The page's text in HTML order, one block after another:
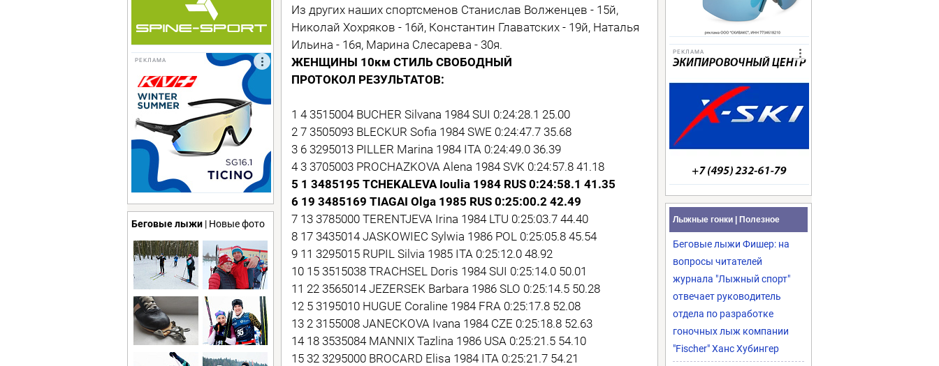
РЕКЛАМА
Беговые лыжи | Новые фото
Из других наших спортсменов Станислав Волженцев - 15й,
Николай Хохряков - 16й, Константин Главатских - 19й, Наталья
Ильина - 16я, Марина Слесарева - 30я.
ЖЕНЩИНЫ 10км СТИЛЬ СВОБОДНЫЙ
ПРОТОКОЛ РЕЗУЛЬТАТОВ:
1 4 3515004 BUCHER Silvana 1984 SUI 0:24:28.1 25.00
2 7 3505093 BLECKUR Sofia 1984 SWE 0:24:47.7 35.68
3 6 3295013 PILLER Marina 1984 ITA 0:24:49.0 36.39
4 3 3705003 PROCHAZKOVA Alena 1984 SVK 0:24:57.8 41.18
5 1 3485195 TCHEKALEVA Ioulia 1984 RUS 0:24:58.1 41.35
6 19 3485169 TIAGAI Olga 1985 RUS 0:25:00.2 42.49
7 13 3785000 TERENTJEVA Irina 1984 LTU 0:25:03.7 44.40
8 17 3435014 JASKOWIEC Sylwia 1986 POL 0:25:05.8 45.54
9 11 3295015 RUPIL Silvia 1985 ITA 0:25:12.0 48.92
10 15 3515038 TRACHSEL Doris 1984 SUI 0:25:14.0 50.01
11 22 3565014 JEZERSEK Barbara 1986 SLO 0:25:14.5 50.28
12 5 3195010 HUGUE Coraline 1984 FRA 0:25:17.8 52.08
13 2 3155008 JANECKOVA Ivana 1984 CZE 0:25:18.8 52.63
14 18 3535084 MANNIX Tazlina 1986 USA 0:25:21.5 54.10
15 32 3295000 BROCARD Elisa 1984 ITA 0:25:21.7 54.21
РЕКЛАМА
Лыжные гонки | Полезное
Беговые лыжи Фишер: на
вопросы читателей
журнала "Лыжный спорт"
отвечает руководитель
отдела по разработке
гоночных лыж компании
"Fischer" Ханс Хубингер